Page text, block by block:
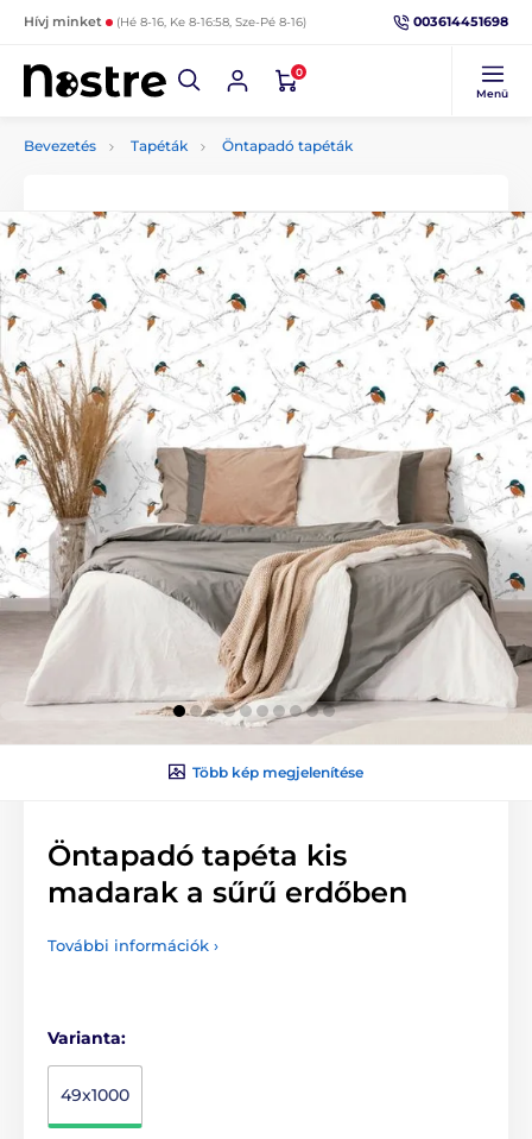
Hívj minket (Hé 8-16, Ke 8-16:58, Sze-Pé 8-16) 003614451698
0
Menü
Bevezetés Tapéták Öntapadó tapéták
Több kép megjelenítése
Öntapadó tapéta kis
madarak a sűrű erdőben
További információk ›
Varianta:
49x1000